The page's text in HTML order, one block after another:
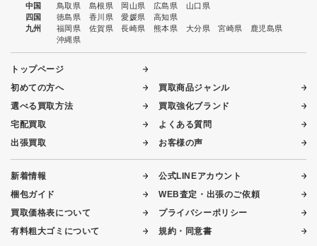
中国
鳥取県 島根県 岡山県 広島県
山口県
四国
徳島県 香川県 愛媛県
高知県
九州
福岡県 佐賀県 長崎県 熊本県 大分県 宮崎県
鹿児島県
沖縄県
トップページ
初めての方へ
選べる買取方法
宅配買取
出張買取
買取商品ジャンル
買取強化ブランド
よくある質問
お客様の声
新着情報
梱包ガイド
買取価格表について
有料粗大ゴミについて
公式LINEアカウント
WEB査定・出張のご依頼
プライバシーポリシー
規約・同意書